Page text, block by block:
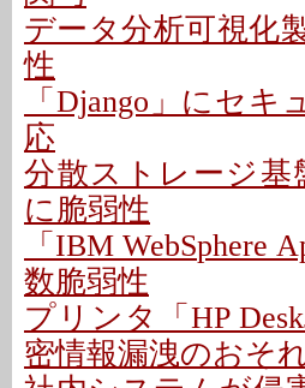
データ分析可視化
性
「Django」にセ
応
分散ストレージ基
に脆弱性
「IBM WebSphere
数脆弱性
プリンタ「HP
密情報漏洩のおそ